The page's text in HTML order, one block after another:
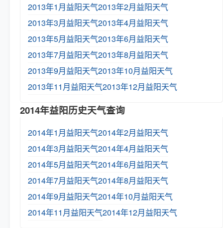
2013年1月益阳天气2013年2月益阳天气
2013年3月益阳天气2013年4月益阳天气
2013年5月益阳天气2013年6月益阳天气
2013年7月益阳天气2013年8月益阳天气
2013年9月益阳天气2013年10月益阳天气
2013年11月益阳天气2013年12月益阳天气
2014年益阳历史天气查询
2014年1月益阳天气2014年2月益阳天气
2014年3月益阳天气2014年4月益阳天气
2014年5月益阳天气2014年6月益阳天气
2014年7月益阳天气2014年8月益阳天气
2014年9月益阳天气2014年10月益阳天气
2014年11月益阳天气2014年12月益阳天气